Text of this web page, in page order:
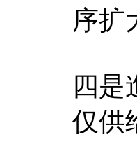
序扩
四是
仅供